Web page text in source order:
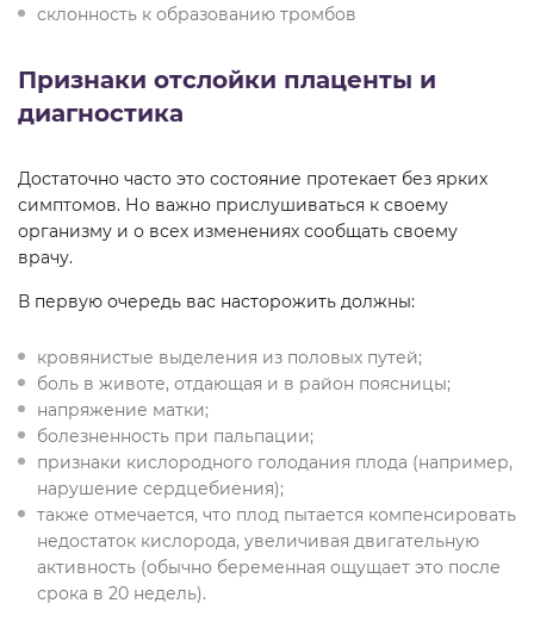
склонность к образованию тромбов
Признаки отслойки плаценты и
диагностика
Достаточно часто это состояние протекает без ярких
симптомов. Но важно прислушиваться к своему
организму и о всех изменениях сообщать своему
врачу.
В первую очередь вас насторожить должны:
кровянистые выделения из половых путей;
боль в животе, отдающая и в район поясницы;
напряжение матки;
болезненность при пальпации;
признаки кислородного голодания плода (например,
нарушение сердцебиения);
также отмечается, что плод пытается компенсировать
недостаток кислорода, увеличивая двигательную
активность (обычно беременная ощущает это после
срока в 20 недель).